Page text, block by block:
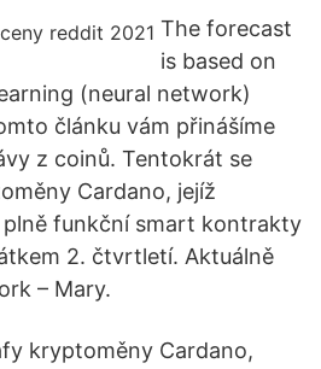
The forecast
is based on
(neural network)
článku vám přinášíme
z coinů. Tentokrát se
Cardano, jejíž
funkční smart kontrakty
2. čtvrtletí. Aktuálně
– Mary.
kryptoměny Cardano,